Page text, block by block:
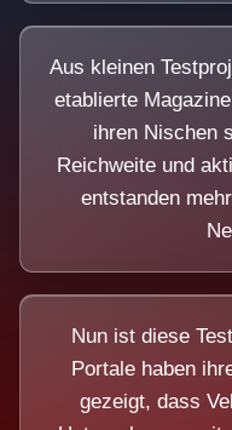
Aus kleinen
etablierte
ihren Nischen
Reichweite und
entstanden
Nun ist diese
Portale haben
gezeigt, dass